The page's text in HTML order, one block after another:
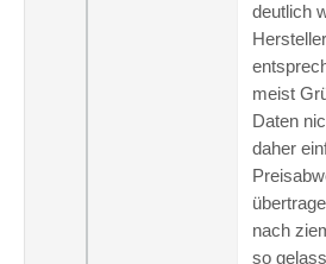
deutlich
meist
Daten
daher
nach
so